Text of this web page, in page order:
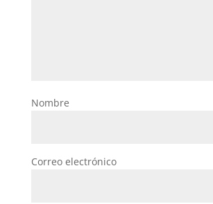
Nombre
Correo electrónico